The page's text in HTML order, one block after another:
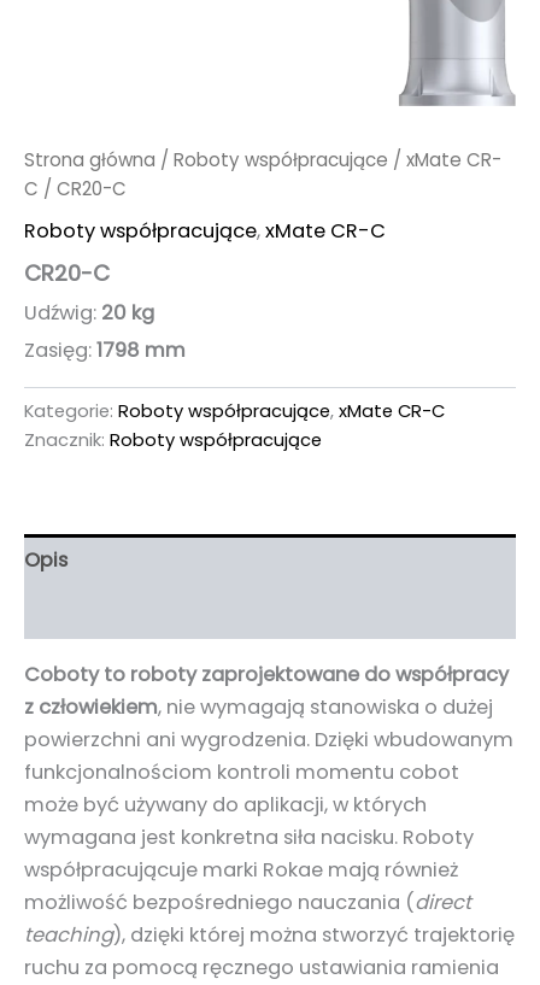
Strona główna / Roboty współpracujące / xMate CR-
C / CR20-C
Roboty współpracujące,xMate CR-C
CR20-C
Udźwig: 20 kg
Zasięg:1798 mm
Kategorie: Roboty współpracujące,xMate CR-C
Znacznik: Roboty współpracujące
Opis
Coboty to roboty zaprojektowane do współpracy
z człowiekiem, nie wymagają stanowiska o dużej
powierzchni ani wygrodzenia. Dzięki wbudowanym
funkcjonalnościom kontroli momentu cobot
może być używany do aplikacji, w których
wymagana jest konkretna siła nacisku. Roboty
współpracującuje marki Rokae mają również
możliwość bezpośredniego nauczania (direct
teaching), dzięki której można stworzyć trajektorię
ruchu za pomocą ręcznego ustawiania ramienia